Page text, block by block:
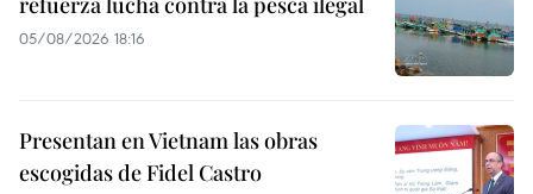
05/08/2026 18:16
Presentan en Vietnam las obras
escogidas de Fidel Castro